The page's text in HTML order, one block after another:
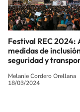
Festival REC 2024:
medidas de
seguridad y
Melanie Cordero Orellana
18/03/2024